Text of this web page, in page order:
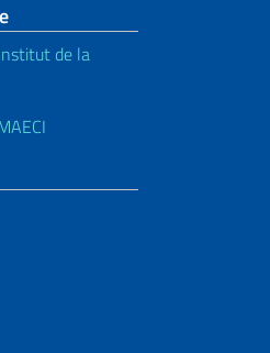
de la